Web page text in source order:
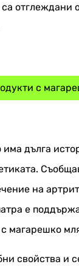
отглеждани
с
дълга
на
е
магарешко
свойства и